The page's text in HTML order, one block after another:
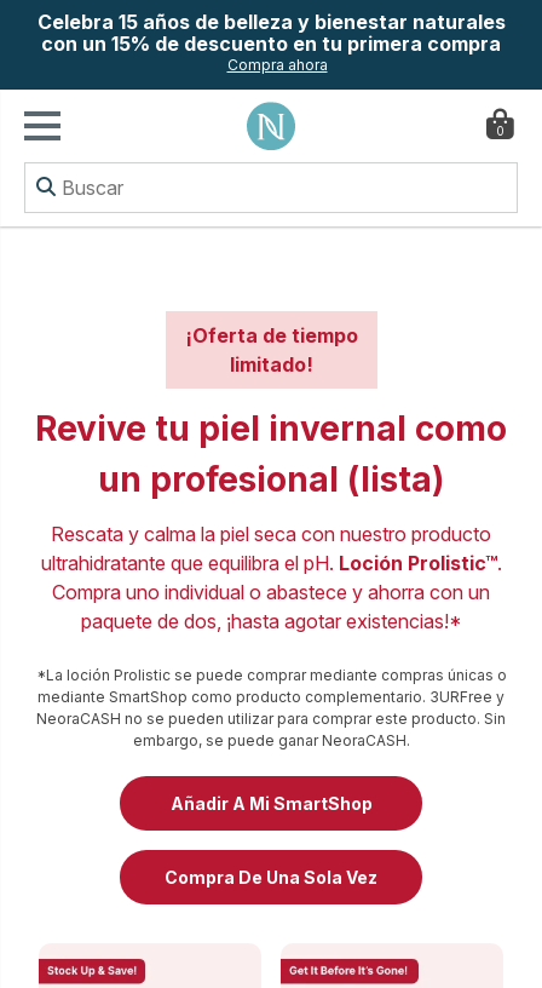
Celebra 15 años de belleza y bienestar naturales
con un 15% de descuento en tu primera compra
Compra ahora
0
¡Oferta de tiempo
limitado!
Revive tu piel invernal como
un profesional (lista)
Rescata y calma la piel seca con nuestro producto
ultrahidratante que equilibra el pH. Loción Prolistic™.
Compra uno individual o abastece y ahorra con un
paquete de dos, ¡hasta agotar existencias!*
*La loción Prolistic se puede comprar mediante compras únicas o
mediante SmartShop como producto complementario. 3URFree y
NeoraCASH no se pueden utilizar para comprar este producto. Sin
embargo, se puede ganar NeoraCASH.
Añadir A Mi SmartShop
Compra De Una Sola Vez